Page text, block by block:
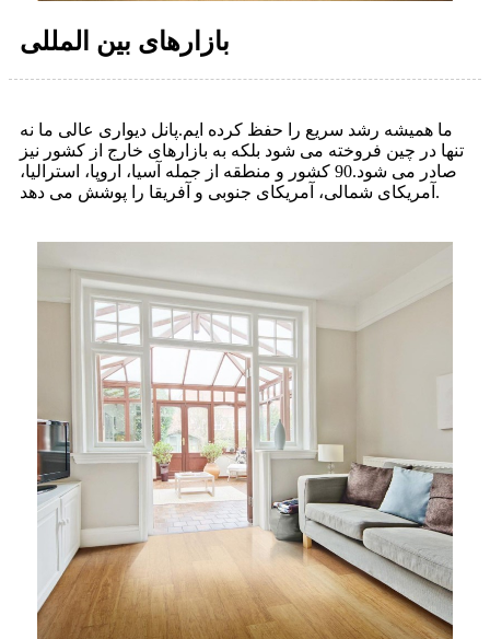
بازارهای بین المللی
ما همیشه رشد سریع را حفظ کرده ایم.پانل دیواری عالی ما نه
تنها در چین فروخته می شود بلکه به بازارهای خارج از کشور نیز
صادر می شود.90 کشور و منطقه از جمله آسیا، اروپا، استرالیا،
آمریکای شمالی، آمریکای جنوبی و آفریقا را پوشش می دهد.